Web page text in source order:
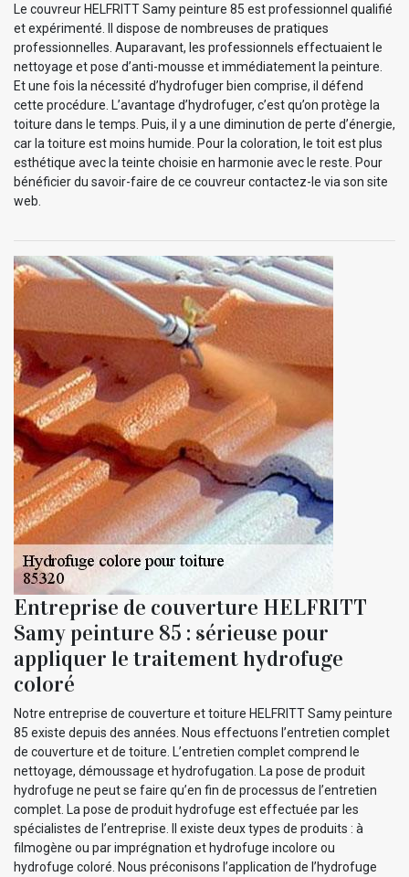
Le couvreur HELFRITT Samy peinture 85 est professionnel qualifié
et expérimenté. Il dispose de nombreuses de pratiques
professionnelles. Auparavant, les professionnels effectuaient le
nettoyage et pose d’anti-mousse et immédiatement la peinture.
Et une fois la nécessité d’hydrofuger bien comprise, il défend
cette procédure. L’avantage d’hydrofuger, c’est qu’on protège la
toiture dans le temps. Puis, il y a une diminution de perte d’énergie,
car la toiture est moins humide. Pour la coloration, le toit est plus
esthétique avec la teinte choisie en harmonie avec le reste. Pour
bénéficier du savoir-faire de ce couvreur contactez-le via son site
web.
Entreprise de couverture HELFRITT
Samy peinture 85 : sérieuse pour
appliquer le traitement hydrofuge
coloré
Notre entreprise de couverture et toiture HELFRITT Samy peinture
85 existe depuis des années. Nous effectuons l’entretien complet
de couverture et de toiture. L’entretien complet comprend le
nettoyage, démoussage et hydrofugation. La pose de produit
hydrofuge ne peut se faire qu’en fin de processus de l’entretien
complet. La pose de produit hydrofuge est effectuée par les
spécialistes de l’entreprise. Il existe deux types de produits : à
filmogène ou par imprégnation et hydrofuge incolore ou
hydrofuge coloré. Nous préconisons l’application de l’hydrofuge